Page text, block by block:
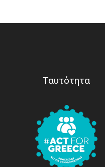
Ταυτότητα